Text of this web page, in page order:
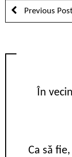
Previous
În
Ca să